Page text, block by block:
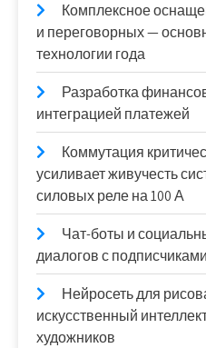
Комплексное
и переговорных —
технологии года
Разработка
интеграцией платежей
Коммутация
усиливает живучесть
силовых реле на 100 А
Чат-боты и
диалогов с подписчиками
Нейросеть для
искусственный
художников